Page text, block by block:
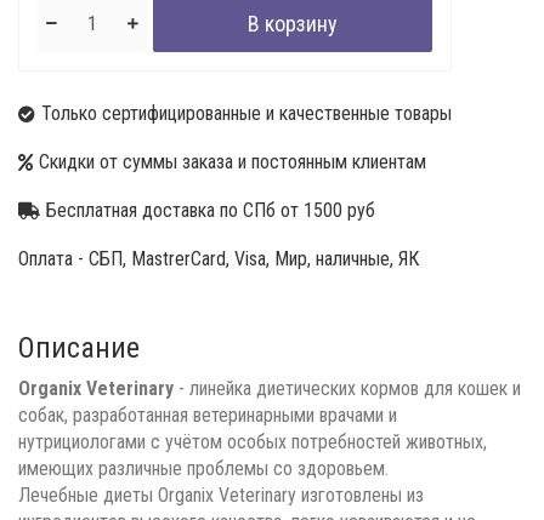
Только сертифицированные и качественные товары
Скидки от суммы заказа и постоянным клиентам
Бесплатная доставка по СПб от 1500 руб
Оплата - СБП, MastrerCard, Visa, Мир, наличные, ЯК
Описание
Organix Veterinary - линейка диетических кормов для кошек и
собак, разработанная ветеринарными врачами и
нутрициологами с учётом особых потребностей животных,
имеющих различные проблемы со здоровьем.
Лечебные диеты Organix Veterinary изготовлены из